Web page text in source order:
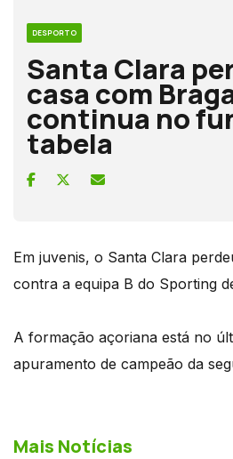
DESPORTO
Santa Clara
casa com
continua no
tabela
Em juvenis, o Santa Clara
contra a equipa B do Sporting
A formação açoriana está no
apuramento de campeão da
Mais Notícias